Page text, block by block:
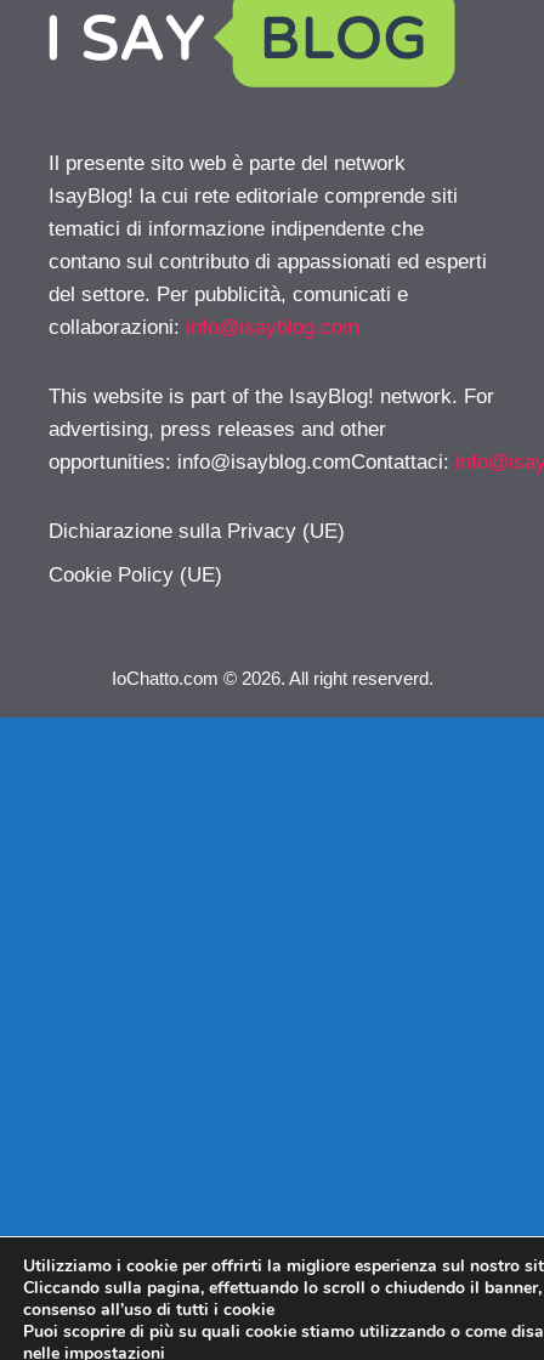
Il presente sito web è parte del network
IsayBlog! la cui rete editoriale comprende siti
tematici di informazione indipendente che
contano sul contributo di appassionati ed esperti
del settore. Per pubblicità, comunicati e
collaborazioni: info@isayblog.com
This website is part of the IsayBlog! network. For
advertising, press releases and other
opportunities: info@isayblog.comContattaci:
Dichiarazione sulla Privacy (UE)
Cookie Policy (UE)
IoChatto.com © 2026. All right reserverd.
Utilizziamo i cookie per offrirti la migliore esperienza sul nostro
Cliccando sulla pagina, effettuando lo scroll o chiudendo il
consenso all’uso di tutti i cookie
Puoi scoprire di più su quali cookie stiamo utilizzando o come
nelle impostazioni